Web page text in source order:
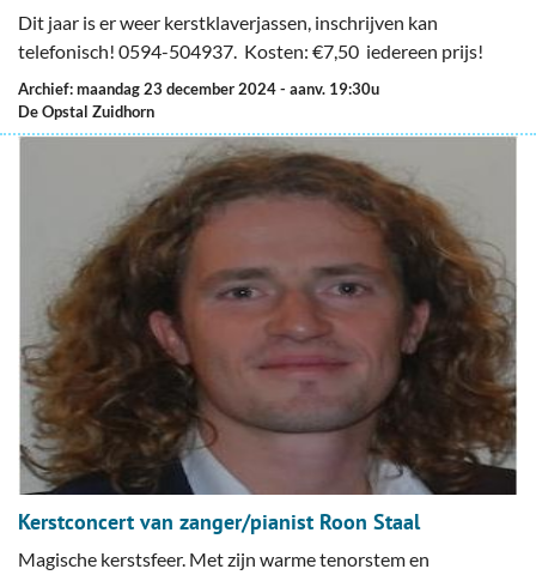
Dit jaar is er weer kerstklaverjassen, inschrijven kan
telefonisch! 0594-504937. Kosten: €7,50 iedereen prijs!
Archief: maandag 23 december 2024- aanv. 19:30u
De Opstal Zuidhorn
Kerstconcert van zanger/pianist Roon Staal
Magische kerstsfeer. Met zijn warme tenorstem en